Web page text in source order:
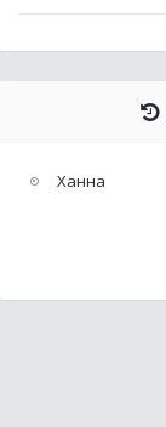
Ханна